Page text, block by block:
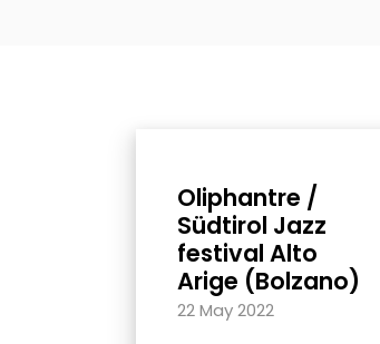
Oliphantre /
Südtirol Jazz
festival Alto
Arige (Bolzano)
22 May 2022